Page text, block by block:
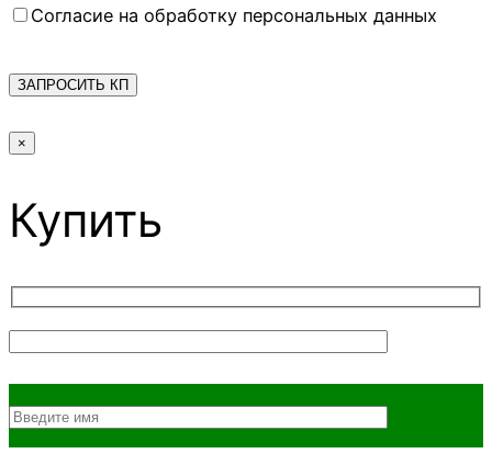
Согласие на обработку персональных данных
×
Купить